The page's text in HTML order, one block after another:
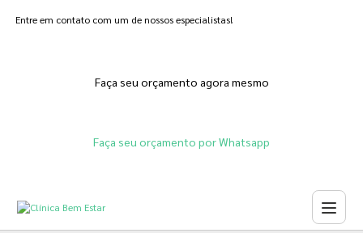
Entre em contato com um de nossos especialistas!
Faça seu orçamento agora mesmo
Faça seu orçamento por Whatsapp